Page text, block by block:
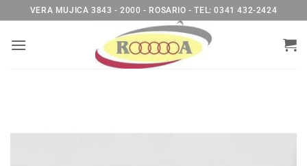
al
contenido
VERA MUJICA 3843 - 2000 - ROSARIO - TEL: 0341 432-2424